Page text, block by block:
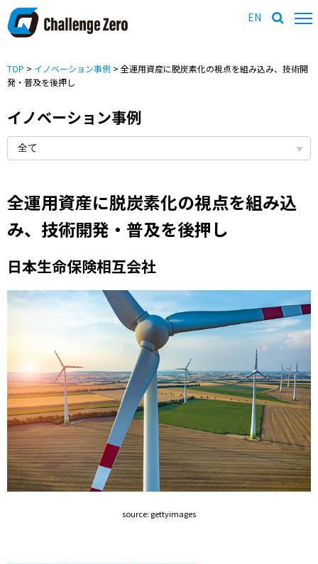
EN
TOP > イノベーション事例 > 全運用資産に脱炭素化の視点を組み込み、技術開
発・普及を後押し
イノベーション事例
全運用資産に脱炭素化の視点を組み込
み、技術開発・普及を後押し
日本生命保険相互会社
source: gettyimages